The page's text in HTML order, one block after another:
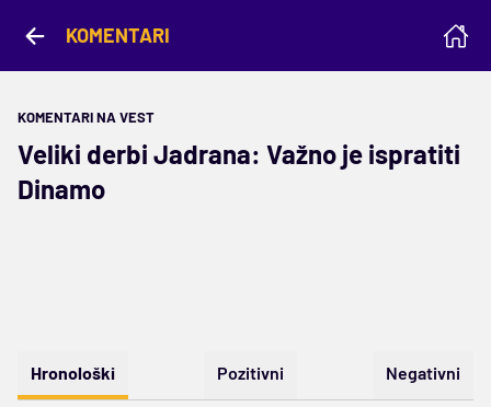
KOMENTARI
KOMENTARI NA VEST
Veliki derbi Jadrana: Važno je ispratiti
Dinamo
Hronološki Pozitivni Negativni